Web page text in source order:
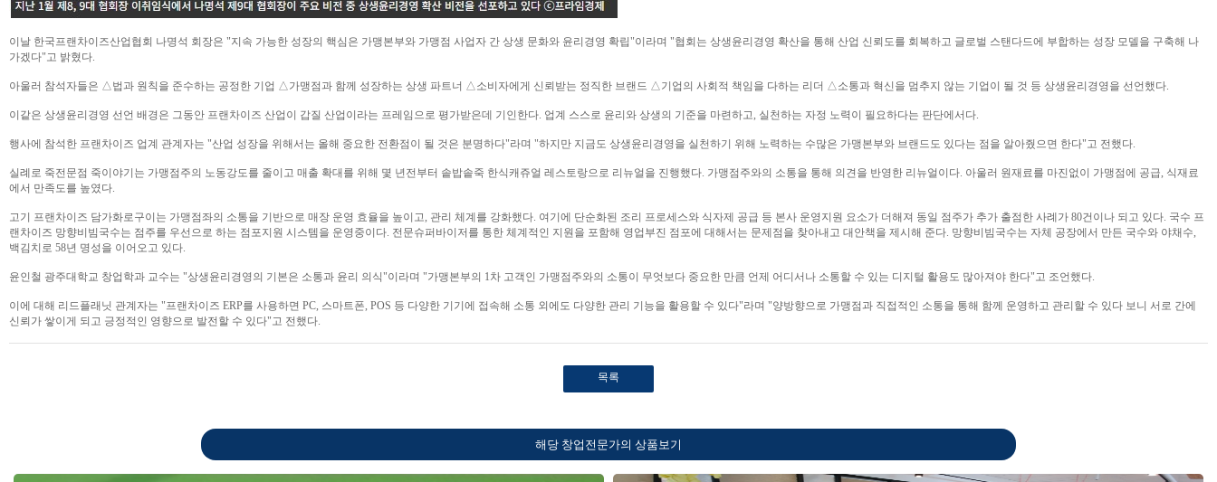
이날 한국프랜차이즈산업협회 나명석 회장은 "지속 가능한 성장의 핵심은 가맹본부와 가맹점 사업자 간 상생 문화와 윤리경영 확립"이라며 "협회는 상생윤리경영 확산을 통해 산업 신뢰도를 회복하고 글로벌 스탠다드에 부합하는 성장 모델을 구축해 나
가겠다"고 밝혔다.
아울러 참석자들은 △법과 원칙을 준수하는 공정한 기업 △가맹점과 함께 성장하는 상생 파트너 △소비자에게 신뢰받는 정직한 브랜드 △기업의 사회적 책임을 다하는 리더 △소통과 혁신을 멈추지 않는 기업이 될 것 등 상생윤리경영을 선언했다.
이같은 상생윤리경영 선언 배경은 그동안 프랜차이즈 산업이 갑질 산업이라는 프레임으로 평가받은데 기인한다. 업계 스스로 윤리와 상생의 기준을 마련하고, 실천하는 자정 노력이 필요하다는 판단에서다.
행사에 참석한 프랜차이즈 업계 관계자는 "산업 성장을 위해서는 올해 중요한 전환점이 될 것은 분명하다"라며 "하지만 지금도 상생윤리경영을 실천하기 위해 노력하는 수많은 가맹본부와 브랜드도 있다는 점을 알아줬으면 한다"고 전했다.
실례로 죽전문점 죽이야기는 가맹점주의 노동강도를 줄이고 매출 확대를 위해 몇 년전부터 솥밥솥죽 한식캐쥬얼 레스토랑으로 리뉴얼을 진행했다. 가맹점주와의 소통을 통해 의견을 반영한 리뉴얼이다. 아울러 원재료를 마진없이 가맹점에 공급, 식재료
에서 만족도를 높였다.
고기 프랜차이즈 담가화로구이는 가맹점좌의 소통을 기반으로 매장 운영 효율을 높이고, 관리 체계를 강화했다. 여기에 단순화된 조리 프로세스와 식자제 공급 등 본사 운영지원 요소가 더해져 동일 점주가 추가 출점한 사례가 80건이나 되고 있다. 국수 프
랜차이즈 망향비빔국수는 점주를 우선으로 하는 점포지원 시스템을 운영중이다. 전문슈퍼바이저를 통한 체계적인 지원을 포함해 영업부진 점포에 대해서는 문제점을 찾아내고 대안책을 제시해 준다. 망향비빔국수는 자체 공장에서 만든 국수와 야채수,
백김치로 58년 명성을 이어오고 있다.
윤인철 광주대학교 창업학과 교수는 "상생윤리경영의 기본은 소통과 윤리 의식"이라며 "가맹본부의 1차 고객인 가맹점주와의 소통이 무엇보다 중요한 만큼 언제 어디서나 소통할 수 있는 디지털 활용도 많아져야 한다"고 조언했다.
이에 대해 리드플래닛 관계자는 "프랜차이즈 ERP를 사용하면 PC, 스마트폰, POS 등 다양한 기기에 접속해 소통 외에도 다양한 관리 기능을 활용할 수 있다"라며 "양방향으로 가맹점과 직접적인 소통을 통해 함께 운영하고 관리할 수 있다 보니 서로 간에
신뢰가 쌓이게 되고 긍정적인 영향으로 발전할 수 있다"고 전했다.
목록
해당 창업전문가의 상품보기